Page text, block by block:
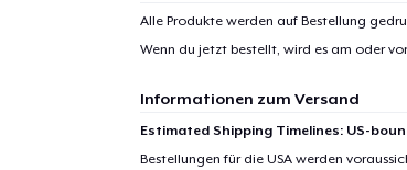
Alle Produkte werden auf Bestellung
Wenn du jetzt bestellt, wird es am oder
Informationen zum Versand
Estimated Shipping Timelines: US-
Bestellungen für die USA werden